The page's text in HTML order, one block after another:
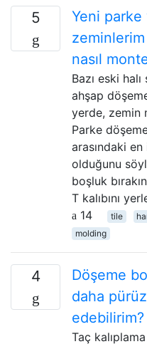
5
Yeni
zeminlerim
nasıl
Bazı eski
ahşap
yerde, zemin
Parke
arasındaki
olduğunu
boşluk
T kalıbını
14
tile
molding
4
Döşeme
daha
edebilirim?
Taç